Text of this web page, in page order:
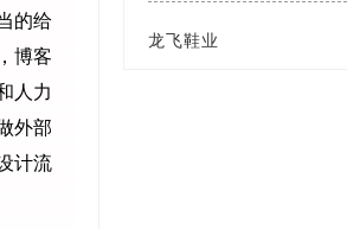
的给
博客
人力
外部
计流
龙飞鞋业